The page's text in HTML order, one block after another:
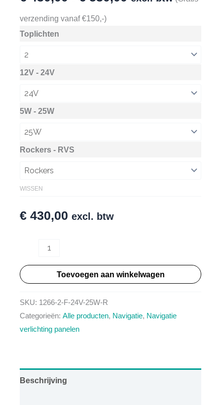
verzending vanaf €150,-)
Toplichten
12V - 24V
5W - 25W
Rockers - RVS
WISSEN
€ 430,00 excl. btw
HT1266
-
Kanaals
navigatie
Toevoegen aan winkelwagen
SKU: 1266-2-F-24V-25W-R
Categorieën: Alle producten, Navigatie, Navigatie
verlichting panelen
Beschrijving